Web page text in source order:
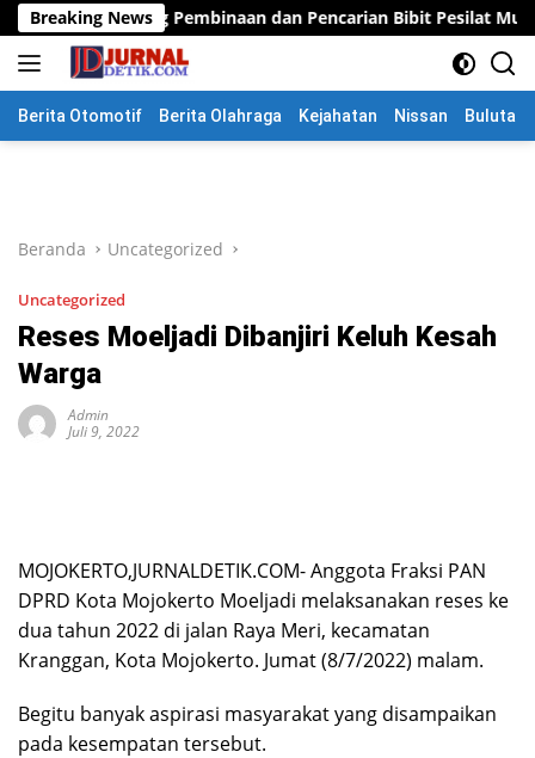
Langsung
ke
konten
Breaking News
Pembinaan dan Pencarian Bibit Pesilat Muda Gerak
Berita Otomotif Berita Olahraga Kejahatan Nissan
Beranda Uncategorized
Uncategorized
Reses Moeljadi Dibanjiri Keluh Kesah
Warga
Admin
Juli 9, 2022
MOJOKERTO,JURNALDETIK.COM- Anggota Fraksi PAN
DPRD Kota Mojokerto Moeljadi melaksanakan reses ke
dua tahun 2022 di jalan Raya Meri, kecamatan
Kranggan, Kota Mojokerto. Jumat (8/7/2022) malam.
Begitu banyak aspirasi masyarakat yang disampaikan
pada kesempatan tersebut.